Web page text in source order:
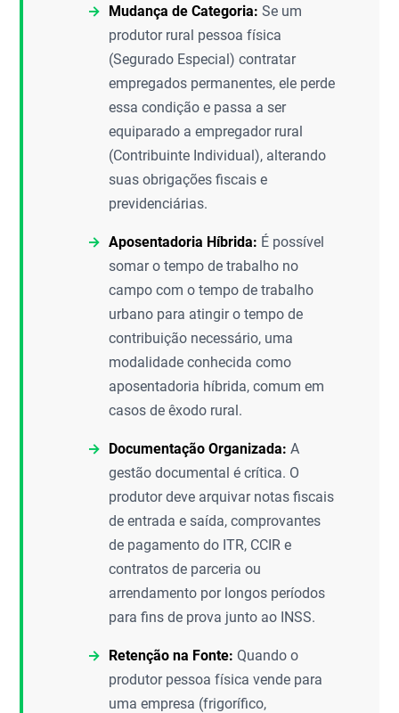
Mudança de Categoria: Se um
produtor rural pessoa física
(Segurado Especial) contratar
empregados permanentes, ele perde
essa condição e passa a ser
equiparado a empregador rural
(Contribuinte Individual), alterando
suas obrigações fiscais e
previdenciárias.
Aposentadoria Híbrida: É possível
somar o tempo de trabalho no
campo com o tempo de trabalho
urbano para atingir o tempo de
contribuição necessário, uma
modalidade conhecida como
aposentadoria híbrida, comum em
casos de êxodo rural.
Documentação Organizada: A
gestão documental é crítica. O
produtor deve arquivar notas fiscais
de entrada e saída, comprovantes
de pagamento do ITR, CCIR e
contratos de parceria ou
arrendamento por longos períodos
para fins de prova junto ao INSS.
Retenção na Fonte: Quando o
produtor pessoa física vende para
uma empresa (frigorífico,